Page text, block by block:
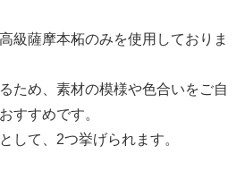
級薩摩本柘のみを使用しておりま
ため、素材の模様や色合いをご自
すすめです。
して、2つ挙げられます。